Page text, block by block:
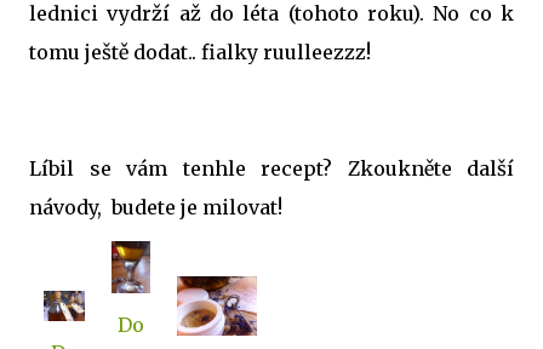
lednici vydrží až do léta (tohoto roku). No co k
tomu ještě dodat.. fialky ruulleezzz!
Líbil se vám tenhle recept? Zkoukněte další
návody, budete je milovat!
Do